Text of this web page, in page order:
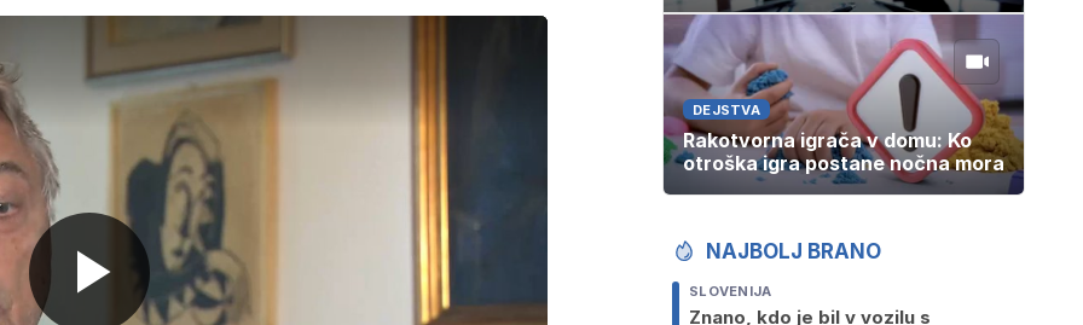
DEJSTVA
Rakotvorna igrača v domu: Ko
otroška igra postane nočna mora
NAJBOLJ BRANO
SLOVENIJA
Znano, kdo je bil v vozilu s